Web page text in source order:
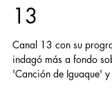
13
Canal 13 con su